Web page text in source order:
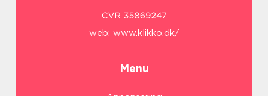
web: www.klikko.dk/
Menu